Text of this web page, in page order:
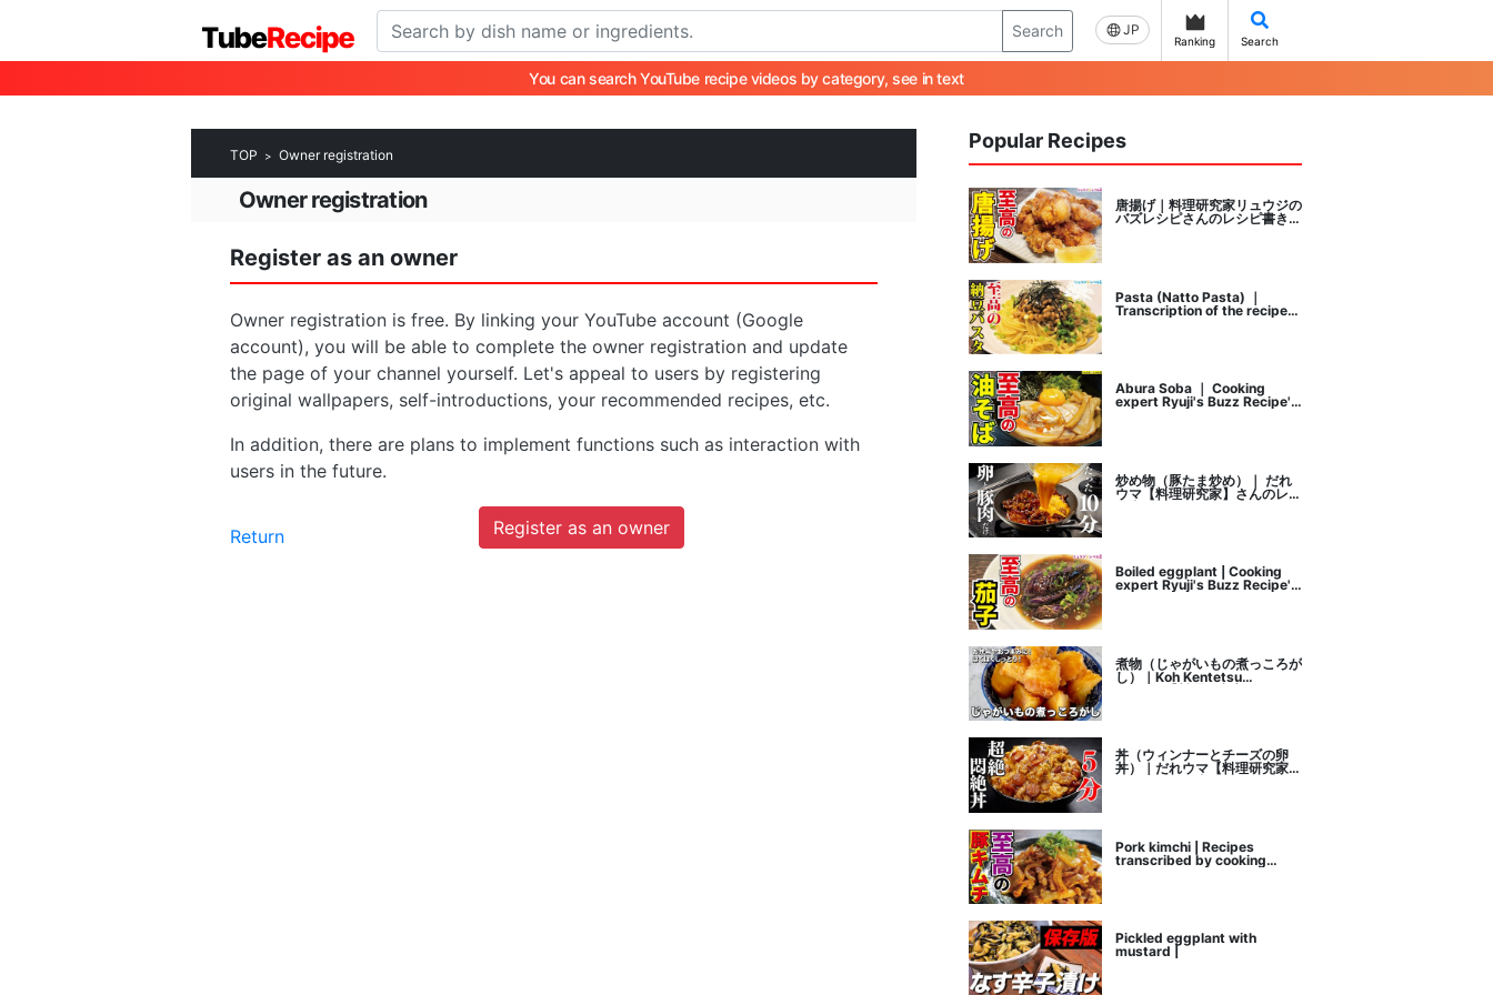
Search JP
Ranking Search
You can search YouTube recipe videos by category, see in text
TOP Owner registration
Owner registration
Register as an owner
Owner registration is free. By linking your YouTube account (Google
account), you will be able to complete the owner registration and update
the page of your channel yourself. Let's appeal to users by registering
original wallpapers, self-introductions, your recommended recipes, etc.
In addition, there are plans to implement functions such as interaction with
users in the future.
Return Register as an owner
Popular Recipes
唐揚げ｜料理研究家リュウジの
バズレシピさんのレシピ書き起
Pasta (Natto Pasta) ｜
Transcription of the recipe
by Ryuji's buzz recipe, a
Abura Soba ｜ Cooking
expert Ryuji's Buzz Recipe's
炒め物（豚たま炒め）｜ だれ
ウマ【料理研究家】さんのレシ
ピ書き起こし
Boiled eggplant | Cooking
expert Ryuji's Buzz Recipe's
煮物（じゃがいもの煮っころが
し）｜Koh Kentetsu
Kitchen【料理研究家コウケン
丼（ウィンナーとチーズの卵
丼）｜だれウマ【料理研究家】
Pork kimchi | Recipes
transcribed by cooking
researcher Ryuji's Buzz
Pickled eggplant with
mustard |